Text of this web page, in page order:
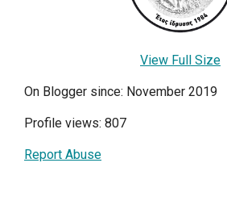
View Full Size
On Blogger since: November 2019
Profile views: 807
Report Abuse